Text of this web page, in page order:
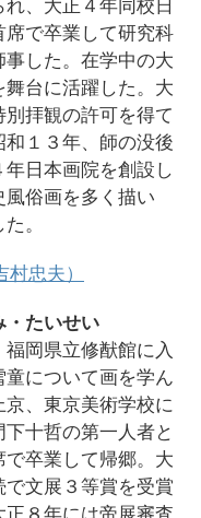
、大正４年同校日
で卒業して研究科
した。在学中の大
台に活躍した。大
拝観の許可を得て
１３年、師の没後
日本画院を創設し
俗画を多く描い
。
忠夫）
たいせい
岡県立修猷館に入
について画を学ん
、東京美術学校に
十哲の第一人者と
卒業して帰郷。大
文展３等賞を受賞